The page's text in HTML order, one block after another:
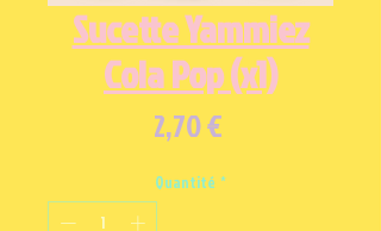
Sucette Yammiez
Cola Pop (x1)
2,70 €Prix
Quantité *